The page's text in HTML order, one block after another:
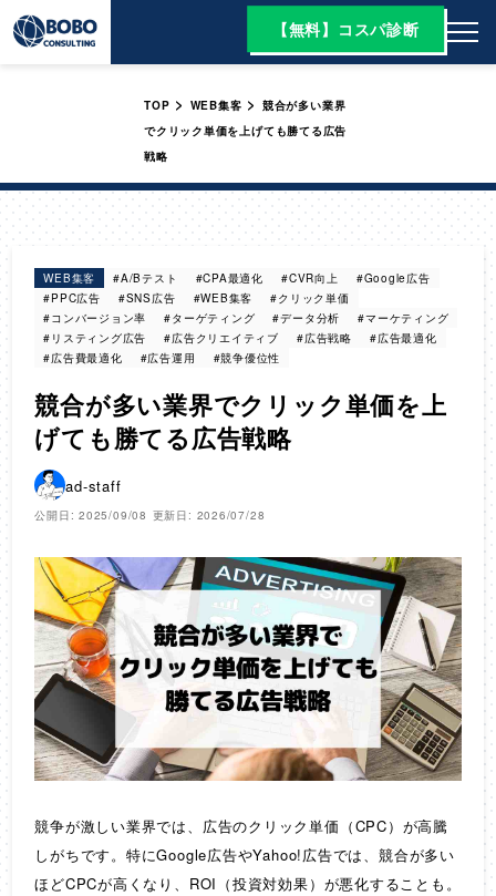
【無料】コスパ診断
TOP > WEB集客 > 競合が多い業界
でクリック単価を上げても勝てる広告
戦略
WEB集客 #A/Bテスト #CPA最適化 #CVR向上
#Google広告
#PPC広告
#SNS広告 #WEB集客
#クリック単価
#コンバージョン率
#ターゲティング #データ分析
#マーケティング
#リスティング広告
#広告クリエイティブ #広告戦略
#広告最適化
#広告費最適化
#広告運用 #競争優位性
競合が多い業界でクリック単価を上
げても勝てる広告戦略
ad-staff
公開日: 2025/09/08 更新日: 2026/07/28
競争が激しい業界では、広告のクリック単価（CPC）が高騰
しがちです。特にGoogle広告やYahoo!広告では、競合が多い
ほどCPCが高くなり、ROI（投資対効果）が悪化することも。